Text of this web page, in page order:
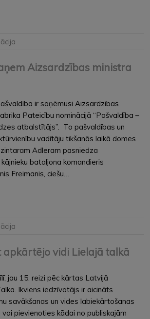
Aizsardzības ministra
ir saņēmusi Aizsardzības
Pateicību nominācijā “Pašvaldība –
atbalstītājs”. To pašvaldības un
vadītāju tikšanās laikā domes
Adleram pasniedza
bataljona komandieris
Freimanis, ciešu…
apkārtējo vidi Lielajā talkā
jau 15. reizi pēc kārtas Latvijā
Ikviens iedzīvotājs ir aicināts
savākšanas un vides labiekārtošanas
pievienoties kādai no publiskajām